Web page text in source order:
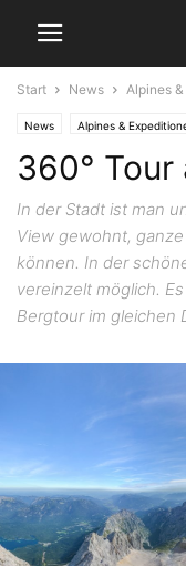
Start News Alpines
News Alpines &
360°
In der Stadt ist man
View gewohnt,
können. In der
vereinzelt möglich.
Bergtour im gleichen